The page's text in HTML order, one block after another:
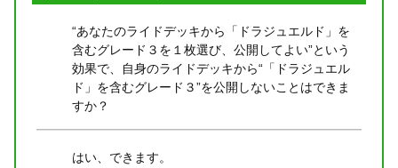
“あなたのライドデッキから「ドラジュエルド」を
含むグレード３を１枚選び、公開してよい”という
効果で、自身のライドデッキから“「ドラジュエル
ド」を含むグレード３”を公開しないことはできま
すか？
はい、できます。